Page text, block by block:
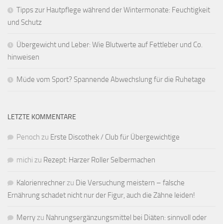
Tipps zur Hautpflege während der Wintermonate: Feuchtigkeit
und Schutz
Übergewicht und Leber: Wie Blutwerte auf Fettleber und Co.
hinweisen
Müde vom Sport? Spannende Abwechslung für die Ruhetage
LETZTE KOMMENTARE
Penoch zu Erste Discothek / Club für Übergewichtige
michi zu Rezept: Harzer Roller Selbermachen
Kalorienrechnerzu Die Versuchung meistern – falsche
Ernährung schadet nicht nur der Figur, auch die Zähne leiden!
Merryzu Nahrungsergänzungsmittel bei Diäten: sinnvoll oder